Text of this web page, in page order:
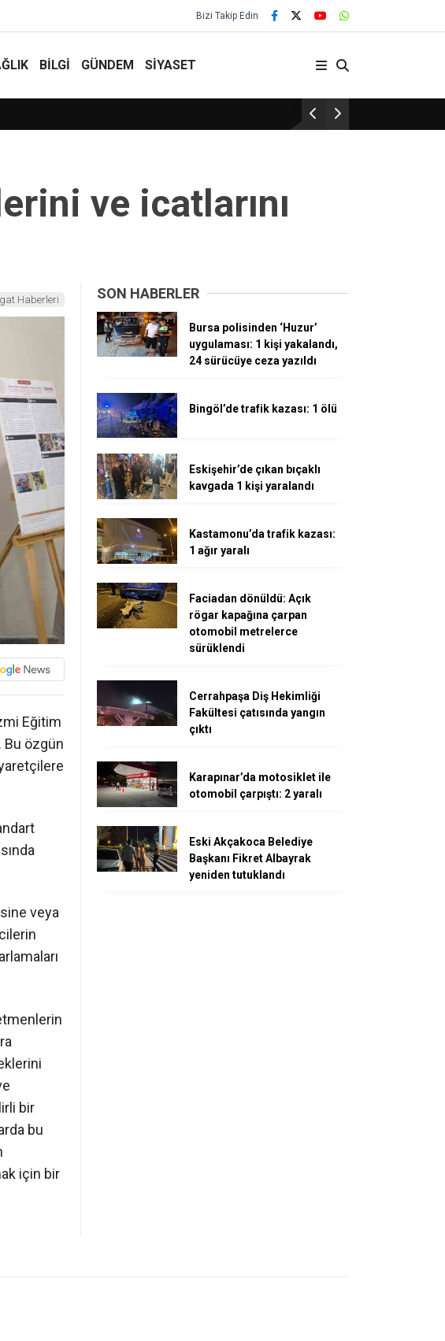
Bizi Takip Edin
BİLGİ GÜNDEM SİYASET
29 Yıllık Gelenek Sürüyor!
ve icatlarını
Haberleri
Eğitim
Bu özgün
veya
bir
bu
için bir
SON HABERLER
Bursa polisinden ‘Huzur’
uygulaması: 1 kişi yakalandı,
24 sürücüye ceza yazıldı
Bingöl’de trafik kazası: 1 ölü
Eskişehir’de çıkan bıçaklı
kavgada 1 kişi yaralandı
Kastamonu’da trafik kazası:
1 ağır yaralı
Faciadan dönüldü: Açık
rögar kapağına çarpan
otomobil metrelerce
sürüklendi
Cerrahpaşa Diş Hekimliği
Fakültesi çatısında yangın
çıktı
Karapınar’da motosiklet ile
otomobil çarpıştı: 2 yaralı
Eski Akçakoca Belediye
Başkanı Fikret Albayrak
yeniden tutuklandı